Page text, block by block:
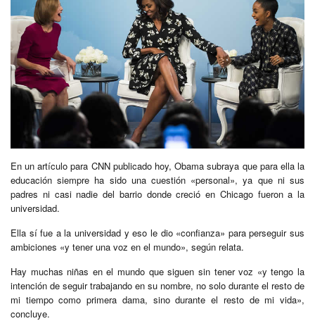
En un artículo para CNN publicado hoy, Obama subraya que para ella la
educación siempre ha sido una cuestión «personal», ya que ni sus
padres ni casi nadie del barrio donde creció en Chicago fueron a la
universidad.
Ella sí fue a la universidad y eso le dio «confianza» para perseguir sus
ambiciones «y tener una voz en el mundo», según relata.
Hay muchas niñas en el mundo que siguen sin tener voz «y tengo la
intención de seguir trabajando en su nombre, no solo durante el resto de
mi tiempo como primera dama, sino durante el resto de mi vida»,
concluye.